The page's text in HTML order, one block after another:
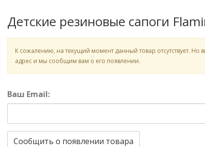
Детские резиновые сапоги
К сожалению, на текущий момент данный товар отсутствует. Но
адрес и мы сообщим вам о его появлении.
Ваш Email:
Сообщить о появлении товара